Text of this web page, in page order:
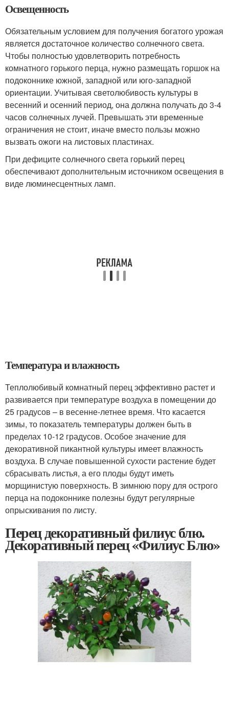
Освещенность
Обязательным условием для получения богатого урожая
является достаточное количество солнечного света.
Чтобы полностью удовлетворить потребность
комнатного горького перца, нужно размещать горшок на
подоконнике южной, западной или юго-западной
ориентации. Учитывая светолюбивость культуры в
весенний и осенний период, она должна получать до 3-4
часов солнечных лучей. Превышать эти временные
ограничения не стоит, иначе вместо пользы можно
вызвать ожоги на листовых пластинах.
При дефиците солнечного света горький перец
обеспечивают дополнительным источником освещения в
виде люминесцентных ламп.
Температура и влажность
Теплолюбивый комнатный перец эффективно растет и
развивается при температуре воздуха в помещении до
25 градусов – в весенне-летнее время. Что касается
зимы, то показатель температуры должен быть в
пределах 10-12 градусов. Особое значение для
декоративной пикантной культуры имеет влажность
воздуха. В случае повышенной сухости растение будет
сбрасывать листья, а его плоды будут иметь
морщинистую поверхность. В зимнюю пору для острого
перца на подоконнике полезны будут регулярные
опрыскивания по листу.
Перец декоративный филиус блю.
Декоративный перец «Филиус Блю»